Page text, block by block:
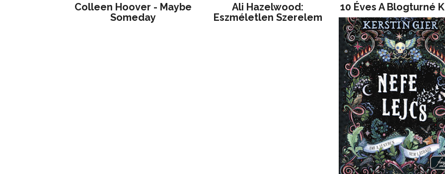
Colleen Hoover - Maybe
Someday
Ali Hazelwood:
Eszméletlen Szerelem
10 Éves A Blogturné